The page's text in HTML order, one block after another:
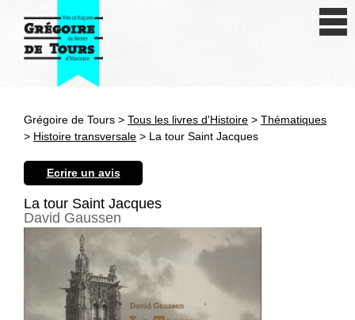
Antiquité
Epoque moderne
XXe siècle
Autres civilisations
Grégoire de Tours > Tous les livres d'Histoire > Thématiques
> Histoire transversale > La tour Saint Jacques
Ecrire un avis
La tour Saint Jacques
David Gaussen